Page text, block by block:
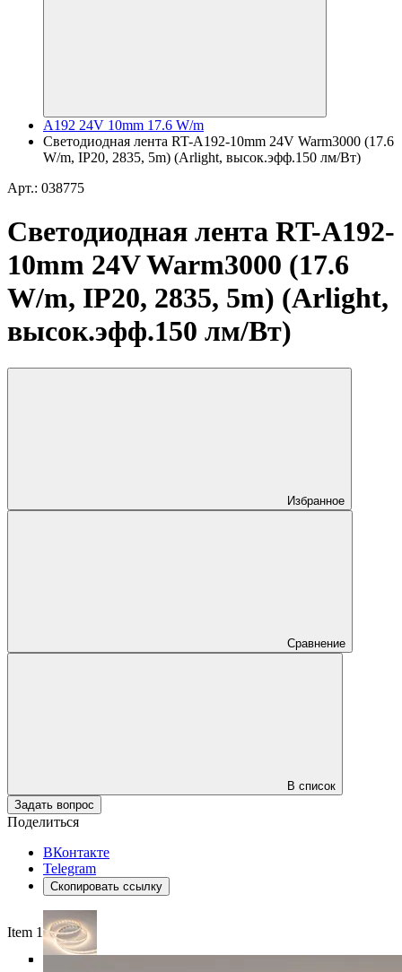
A192 24V 10mm 17.6 W/m
Светодиодная лента RT-A192-10mm 24V Warm3000 (17.6
W/m, IP20, 2835, 5m) (Arlight, высок.эфф.150 лм/Вт)
Арт.: 038775
Светодиодная лента RT-A192-
10mm 24V Warm3000 (17.6
W/m, IP20, 2835, 5m) (Arlight,
высок.эфф.150 лм/Вт)
Избранное
Сравнение
В список
Задать вопрос
Поделиться
ВКонтакте
Telegram
Скопировать ссылку
Item 1 of 5